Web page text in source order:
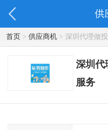
供
首页> 供应商机> 深圳代理做
深圳代
服务